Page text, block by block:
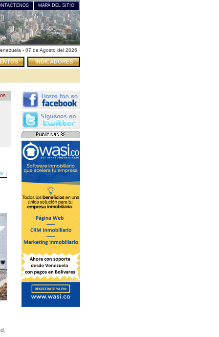
MAPA DEL SITIO
- 07 de Agosto del 2026
INDICADORES
Local en Venta
Caracas
Chacao
<< Regresar
|